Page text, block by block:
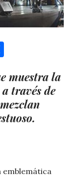
muestra la
través de
emblemática